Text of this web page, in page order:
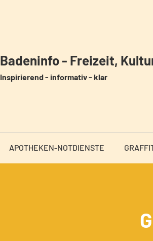
Badeninfo - Freizeit,
Inspirierend - informativ - klar
APOTHEKEN-NOTDIENSTE